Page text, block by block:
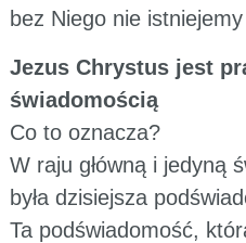
bez Niego nie
Jezus Chrystus jest
świadomością
Co to oznacza?
W raju główną i jedyną
była dzisiejsza
Ta podświadomość,